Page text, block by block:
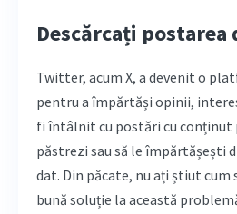
Descărcați
Twitter, acum X, a devenit o
pentru a împărtăși opinii,
fi întâlnit cu postări cu conținut
păstrezi sau să le împărtășești
dat. Din păcate, nu ați știut cum
bună soluție la această